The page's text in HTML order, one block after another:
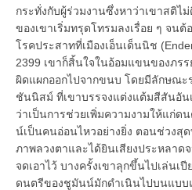
กระทั่งกับผู้ร่วมงานซึ่งหาว่าเขาสติไ
ของเขาเริ่มทรุดโทรมลงเรื่อย ๆ จน
โรคประสาทที่เมืองเอ็นเด็นนิช
2399 เขาก็สิ้นใจในอ้อมแขนของภร
ผิดแผกออกไปจากขนบ โดยมีลักษณะ
ชันนิสม์ ที่เขาบรรจงแต่งแต้มสีสันอัน
ว่าเป็นการช่วยเพิ่มความงามให้แก่
น์เป็นคนอ่อนไหวอย่างยิ่ง ตอนช่วงสุ
ภาพลวงตาและได้ยินเสียงประหลาด
จดเอาไว้ บางครั้งเขาลุกขึ้นไปเล่นเ
ดนตรีของชูมันน์มักดำเนินไปบนแบบ